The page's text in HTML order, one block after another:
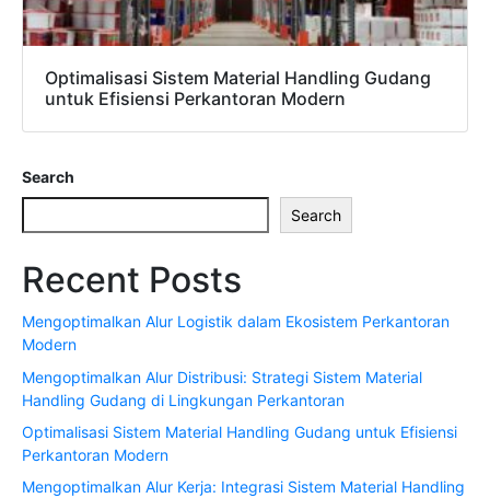
Optimalisasi Sistem Material Handling Gudang
untuk Efisiensi Perkantoran Modern
Search
Search
Recent Posts
Mengoptimalkan Alur Logistik dalam Ekosistem Perkantoran
Modern
Mengoptimalkan Alur Distribusi: Strategi Sistem Material
Handling Gudang di Lingkungan Perkantoran
Optimalisasi Sistem Material Handling Gudang untuk Efisiensi
Perkantoran Modern
Mengoptimalkan Alur Kerja: Integrasi Sistem Material Handling